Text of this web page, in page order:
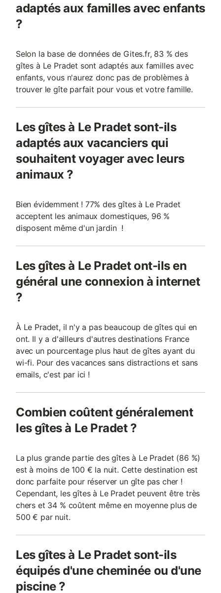
adaptés aux familles avec enfants
?
Selon la base de données de Gites.fr, 83 % des
gîtes à Le Pradet sont adaptés aux familles avec
enfants, vous n'aurez donc pas de problèmes à
trouver le gîte parfait pour vous et votre famille.
Les gîtes à Le Pradet sont-ils
adaptés aux vacanciers qui
souhaitent voyager avec leurs
animaux ?
Bien évidemment ! 77% des gîtes à Le Pradet
acceptent les animaux domestiques, 96 %
disposent même d'un jardin !
Les gîtes à Le Pradet ont-ils en
général une connexion à internet
?
À Le Pradet, il n'y a pas beaucoup de gîtes qui en
ont. Il y a d'ailleurs d'autres destinations France
avec un pourcentage plus haut de gîtes ayant du
wi-fi. Pour des vacances sans distractions et sans
emails, c'est par ici !
Combien coûtent généralement
les gîtes à Le Pradet ?
La plus grande partie des gîtes à Le Pradet (86 %)
est à moins de 100 € la nuit. Cette destination est
donc parfaite pour réserver un gîte pas cher !
Cependant, les gîtes à Le Pradet peuvent être très
chers et 34 % coûtent même en moyenne plus de
500 € par nuit.
Les gîtes à Le Pradet sont-ils
équipés d'une cheminée ou d'une
piscine ?